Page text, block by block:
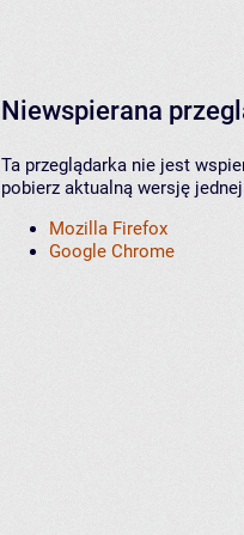
Niewspierana
Ta przeglądarka nie jest
pobierz aktualną wersję
Mozilla Firefox
Google Chrome